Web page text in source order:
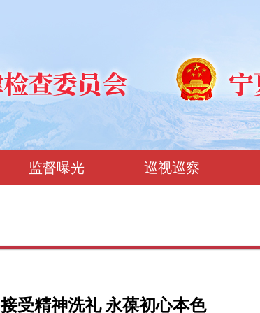
监督曝光 巡视巡察
接受精神洗礼 永葆初心本色